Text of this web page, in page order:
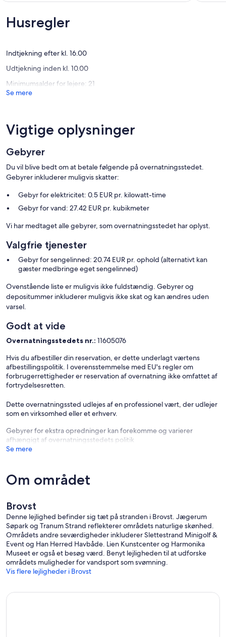
Disse omkostninger er mandarotiske og opkræves på stedet. De er
ikke inkluderet i lejeprisen.:
Sengelinned; Muligt at leje per pakke, DKK 155 p.p./Ophold
Vand; DKK 205/m3
Valgfrie tjenester, som du kan arrangere på stedet:
Håndklæder; Inklusiv i prisen når du lejer en linnedpakke
Barneseng; DKK 110/ophold
Høj stol; DKK 110/ophold
Fremragende,
(19
Husregler
Indtjekning efter kl. 16.00
Udtjekning inden kl. 10.00
Minimumsalder for lejere: 21
Se mere
Vigtige oplysninger
Gebyrer
Du vil blive bedt om at betale følgende på overnatningsstedet.
Gebyrer inkluderer muligvis skatter:
Gebyr for elektricitet: 0.5 EUR pr. kilowatt-time
Gebyr for vand: 27.42 EUR pr. kubikmeter
Vi har medtaget alle gebyrer, som overnatningsstedet har oplyst.
Valgfrie tjenester
Gebyr for sengelinned: 20.74 EUR pr. ophold (alternativt kan
gæster medbringe eget sengelinned)
Ovenstående liste er muligvis ikke fuldstændig. Gebyrer og
depositummer inkluderer muligvis ikke skat og kan ændres uden
varsel.
Godt at vide
Overnatningsstedets nr.: 11605076
Hvis du afbestiller din reservation, er dette underlagt værtens
afbestillingspolitik. I overensstemmelse med EU's regler om
forbrugerrettigheder er reservation af overnatning ikke omfattet af
fortrydelsesretten.
Dette overnatningssted udlejes af en professionel vært, der udlejer
som en virksomhed eller et erhverv.
Gebyrer for ekstra opredninger kan forekomme og varierer
afhængigt af overnatningsstedets politik
Se mere
Om området
Brovst
Denne lejlighed befinder sig tæt på stranden i Brovst. Jægerum
Søpark og Tranum Strand reflekterer områdets naturlige skønhed.
Områdets andre seværdigheder inkluderer Slettestrand Minigolf &
Event og Han Herred Havbåde. Lien Kunstcenter og Harmonika
Museet er også et besøg værd. Benyt lejligheden til at udforske
områdets muligheder for vandsport som svømning.
Vis flere lejligheder i Brovst